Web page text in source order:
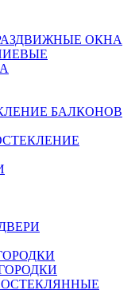
ОКНА
БАЛКОНОВ